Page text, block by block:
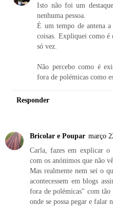
Isto não foi um
nenhuma pessoa.
É um tempo de antena
coisas. Expliquei como é
só vez.
Não percebo como é
fora de polémicas como
Responder
Bricolar e Poupar março
Carla, fazes em explicar
com os anónimos que não
Mas realmente nem sei o
acontecessem em blogs
fora de polémicas" com
onde se possa pegar e falar